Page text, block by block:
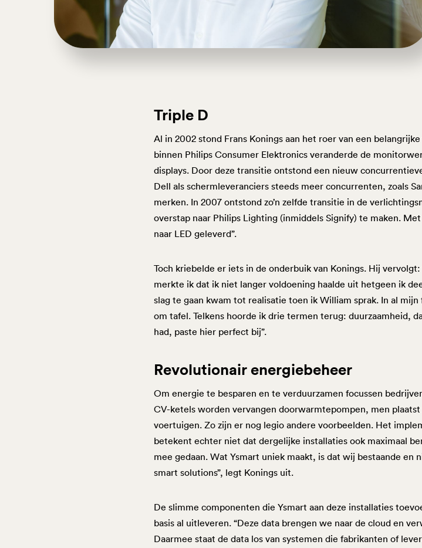
Triple D
Al in 2002 stond Frans Konings aan het roer van een
binnen Philips Consumer Elektronics veranderde de
displays. Door deze transitie ontstond een nieuw
Dell als schermleveranciers steeds meer concurrenten, zoals
merken. In 2007 ontstond zo’n zelfde transitie in de
overstap naar Philips Lighting (inmiddels Signify) te maken.
naar LED geleverd”.
Toch kriebelde er iets in de onderbuik van Konings. Hij
merkte ik dat ik niet langer voldoening haalde uit hetgeen ik
slag te gaan kwam tot realisatie toen ik William sprak. In al
om tafel. Telkens hoorde ik drie termen terug: duurzaamheid,
had, paste hier perfect bij”.
Revolutionair energiebeheer
Om energie te besparen en te verduurzamen focussen
CV-ketels worden vervangen doorwarmtepompen, men
voertuigen. Zo zijn er nog legio andere voorbeelden. Het
betekent echter niet dat dergelijke installaties ook maximaal
mee gedaan. Wat Ysmart uniek maakt, is dat wij bestaande
smart solutions”, legt Konings uit.
De slimme componenten die Ysmart aan deze installaties
basis al uitleveren. “Deze data brengen we naar de cloud en
Daarmee staat de data los van systemen die fabrikanten of